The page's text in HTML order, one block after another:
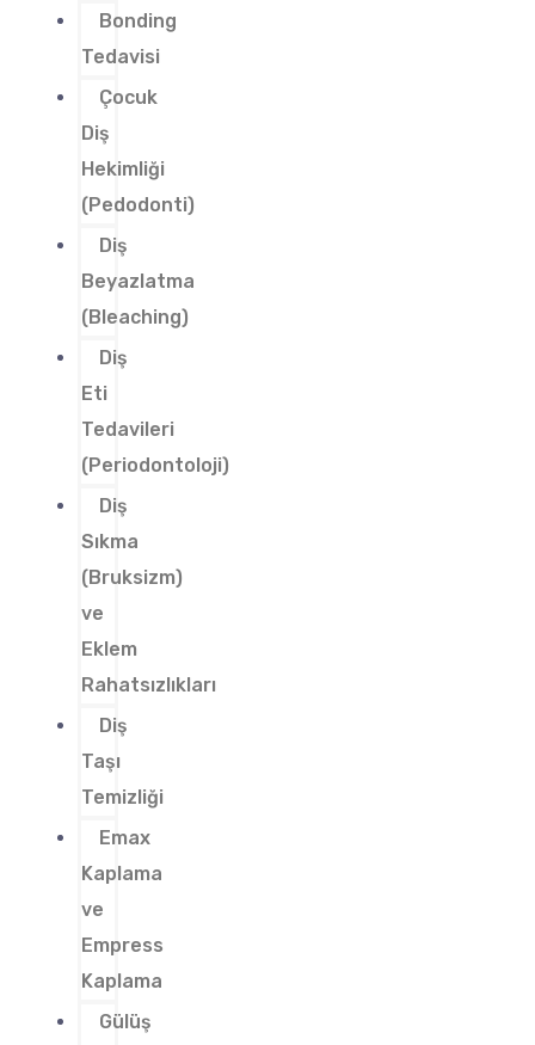
Bonding
Tedavisi
Çocuk
Diş
Hekimliği
(Pedodonti)
Diş
Beyazlatma
(Bleaching)
Diş
Eti
Tedavileri
(Periodontoloji)
Diş
Sıkma
(Bruksizm)
ve
Eklem
Rahatsızlıkları
Diş
Taşı
Temizliği
Emax
Kaplama
ve
Empress
Kaplama
Gülüş